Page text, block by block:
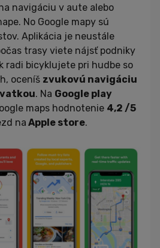
navigáciu v aute alebo
No Google mapy sú
Aplikácia je neustále
trasy viete nájsť podniky
radi bicyklujete pri hudbe so
oceníš zvukovú navigáciu
. Na Google play
maps hodnotenie 4,2 /5
na Apple store.